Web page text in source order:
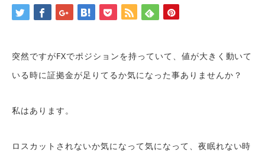
突然ですがFXでポジションを持っていて、値が大きく動いて
いる時に証拠金が足りてるか気になった事ありませんか？
私はあります。
ロスカットされないか気になって気になって、夜眠れない時